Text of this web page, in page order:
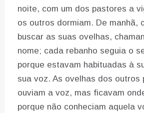
noite, com um dos pastores a
os outros dormiam. De manhã,
buscar as suas ovelhas,
nome; cada rebanho seguia o
porque estavam habituadas à
sua voz. As ovelhas dos outros
ouviam a voz, mas ficavam
porque não conheciam aquela